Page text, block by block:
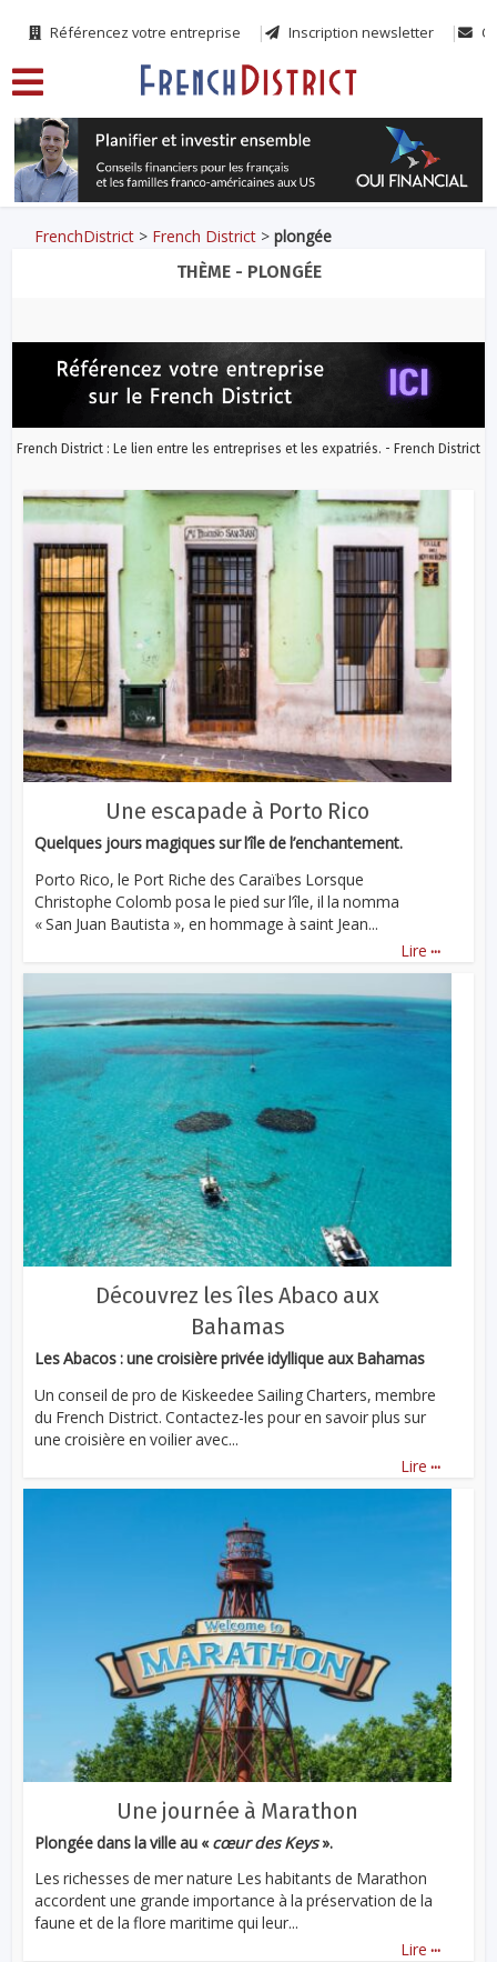
Référencez votre entreprise Inscription newsletter
FrenchDistrict > French District >plongée
THÈME - PLONGÉE
French District : Le lien entre les entreprises et les expatriés. - French District
Une escapade à Porto Rico
Quelques jours magiques sur l’île de l’enchantement.
Porto Rico, le Port Riche des Caraïbes Lorsque
Christophe Colomb posa le pied sur l’île, il la nomma
« San Juan Bautista », en hommage à saint Jean...
Lire ...
Découvrez les îles Abaco aux
Bahamas
Les Abacos : une croisière privée idyllique aux Bahamas
Un conseil de pro de Kiskeedee Sailing Charters, membre
du French District. Contactez-les pour en savoir plus sur
une croisière en voilier avec...
Lire ...
Une journée à Marathon
Plongée dans la ville au «cœur des Keys».
Les richesses de mer nature Les habitants de Marathon
accordent une grande importance à la préservation de la
faune et de la flore maritime qui leur...
Lire ...